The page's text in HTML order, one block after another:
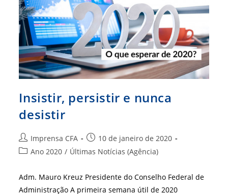
Insistir, persistir e nunca
desistir
Autor
do
Imprensa CFA
Post
publicado:
10 de janeiro de 2020
Categoria
post:
Ano 2020 / Últimas Notícias (Agência)
Adm. Mauro Kreuz Presidente do Conselho Federal de
Administração A primeira semana útil de 2020